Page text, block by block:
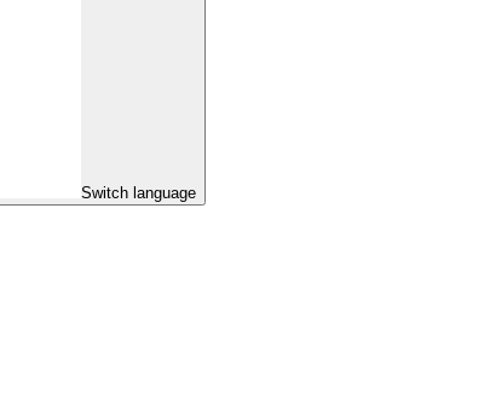
Switch language